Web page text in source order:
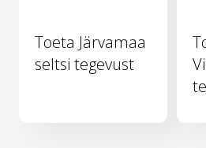
Toeta Järvamaa
seltsi tegevust